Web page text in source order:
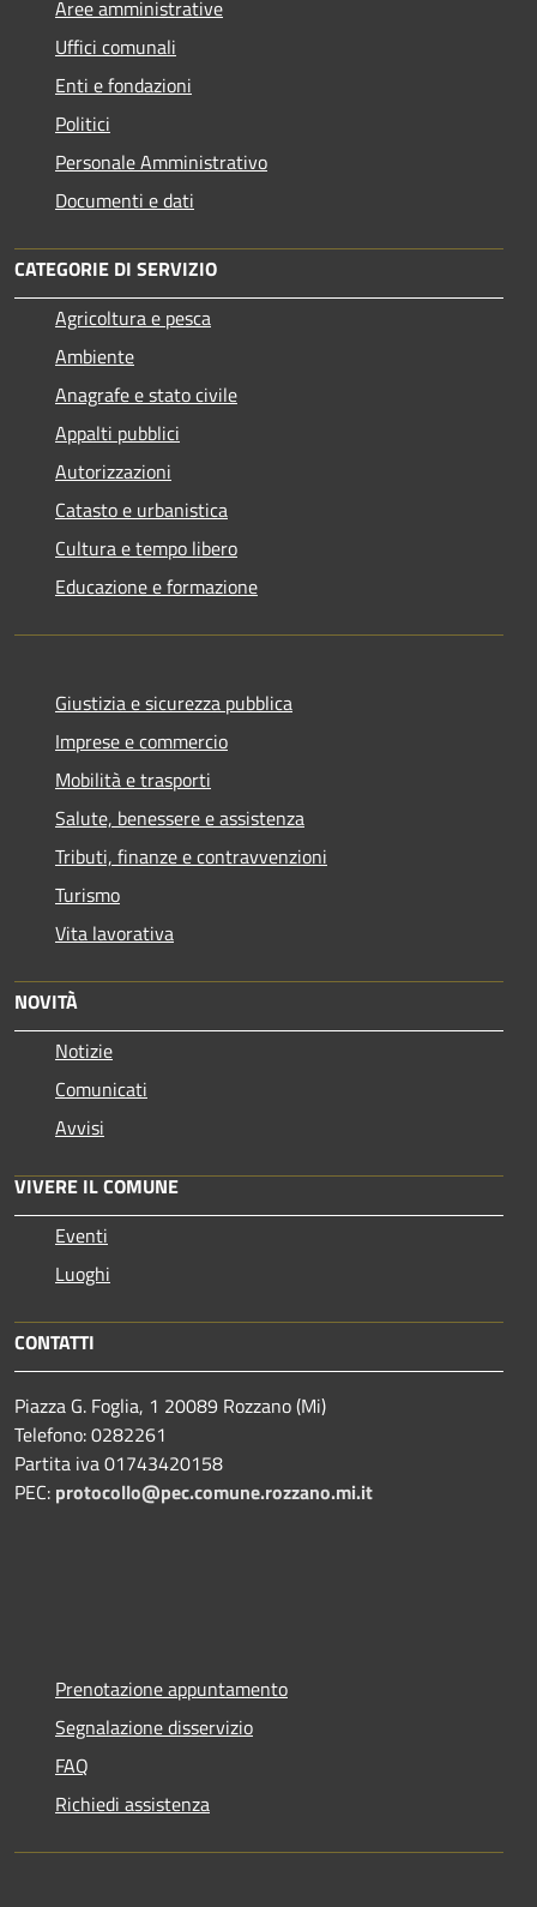
Aree amministrative
Uffici comunali
Enti e fondazioni
Politici
Personale Amministrativo
Documenti e dati
CATEGORIE DI SERVIZIO
Agricoltura e pesca
Ambiente
Anagrafe e stato civile
Appalti pubblici
Autorizzazioni
Catasto e urbanistica
Cultura e tempo libero
Educazione e formazione
Giustizia e sicurezza pubblica
Imprese e commercio
Mobilità e trasporti
Salute, benessere e assistenza
Tributi, finanze e contravvenzioni
Turismo
Vita lavorativa
NOVITÀ
Notizie
Comunicati
Avvisi
VIVERE IL COMUNE
Eventi
Luoghi
CONTATTI
Piazza G. Foglia, 1 20089 Rozzano (Mi)
Telefono: 0282261
Partita iva 01743420158
PEC: protocollo@pec.comune.rozzano.mi.it
Prenotazione appuntamento
Segnalazione disservizio
FAQ
Richiedi assistenza